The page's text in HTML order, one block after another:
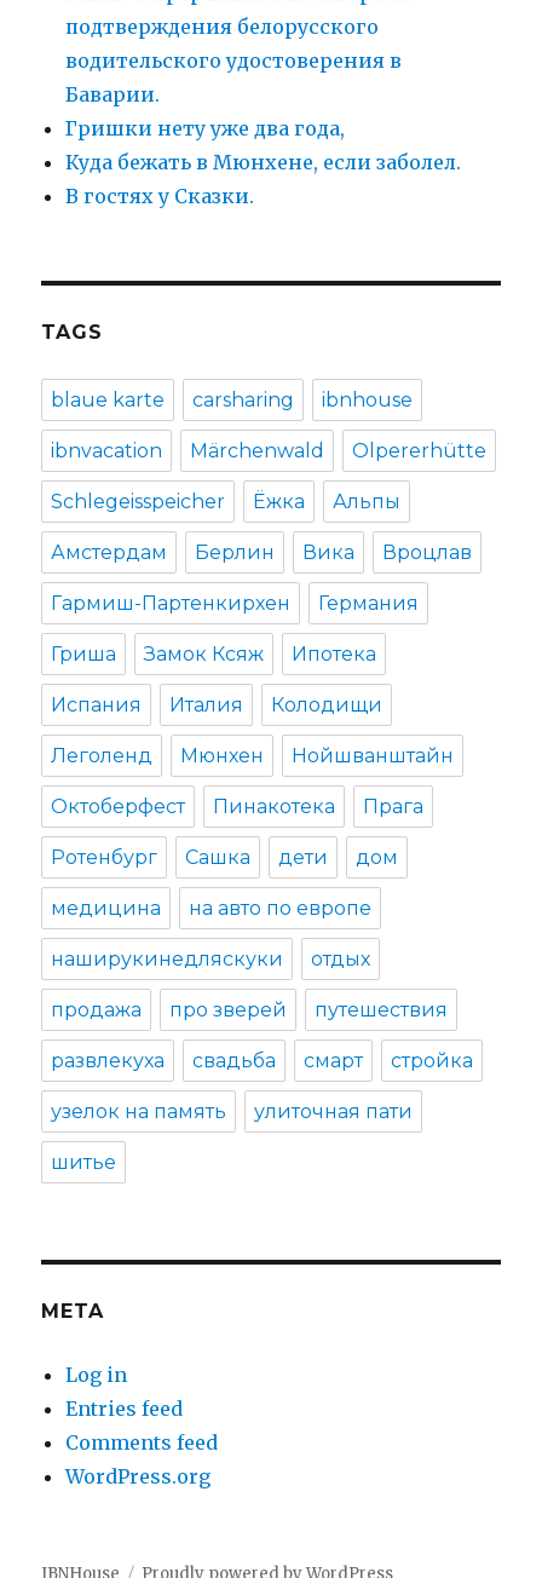
подтверждения белорусского
водительского удостоверения в
Баварии.
Гришки нету уже два года,
Куда бежать в Мюнхене, если заболел.
В гостях у Сказки.
TAGS
blaue karte carsharing ibnhouse
ibnvacation Märchenwald Olpererhütte
Schlegeisspeicher Ёжка Альпы
Амстердам Берлин Вика Вроцлав
Гармиш-Партенкирхен Германия
Гриша Замок Ксяж Ипотека
Испания Италия Колодищи
Леголенд Мюнхен Нойшванштайн
Октоберфест Пинакотека Прага
Ротенбург Сашка дети дом
медицина на авто по европе
наширукинедляскуки отдых
продажа про зверей путешествия
развлекуха свадьба смарт стройка
узелок на память улиточная пати
шитье
META
Log in
Entries feed
Comments feed
WordPress.org